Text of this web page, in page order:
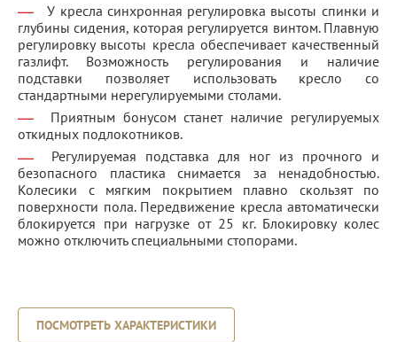
У кресла синхронная регулировка высоты спинки и
глубины сидения, которая регулируется винтом. Плавную
регулировку высоты кресла обеспечивает качественный
газлифт. Возможность регулирования и наличие
подставки позволяет использовать кресло со
стандартными нерегулируемыми столами.
Приятным бонусом станет наличие регулируемых
откидных подлокотников.
Регулируемая подставка для ног из прочного и
безопасного пластика снимается за ненадобностью.
Колесики с мягким покрытием плавно скользят по
поверхности пола. Передвижение кресла автоматически
блокируется при нагрузке от 25 кг. Блокировку колес
можно отключить специальными стопорами.
ПОСМОТРЕТЬ ХАРАКТЕРИСТИКИ